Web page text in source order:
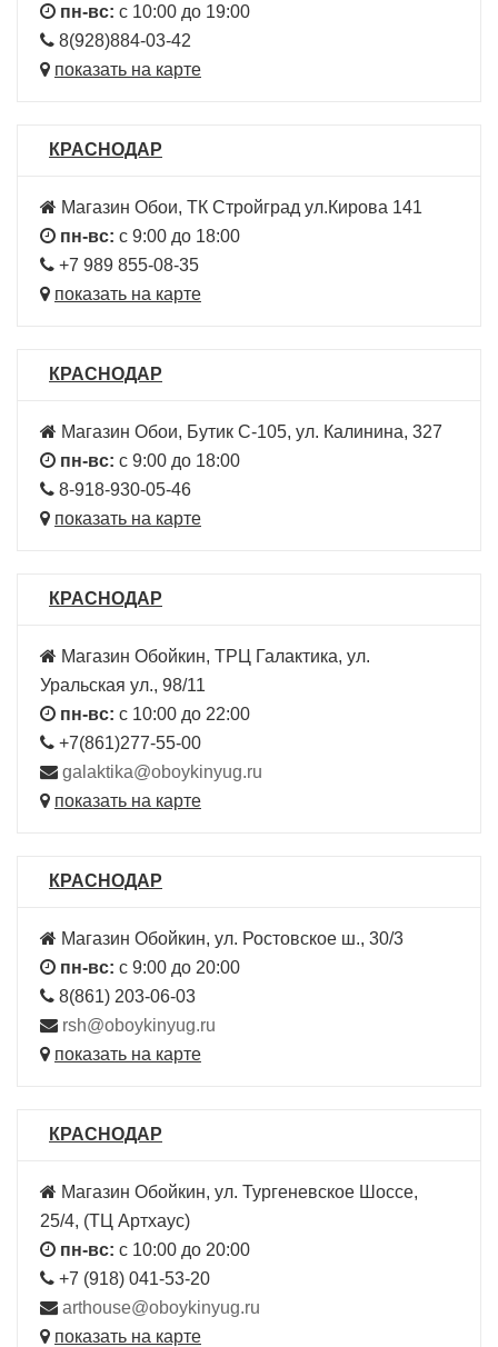
пн-вс: с 10:00 до 19:00
8(928)884-03-42
показать на карте
КРАСНОДАР
Магазин Обои, ТК Стройград ул.Кирова 141
пн-вс: с 9:00 до 18:00
+7 989 855-08-35
показать на карте
КРАСНОДАР
Магазин Обои, Бутик С-105, ул. Калинина, 327
пн-вс: с 9:00 до 18:00
8-918-930-05-46
показать на карте
КРАСНОДАР
Магазин Обойкин, ТРЦ Галактика, ул.
Уральская ул., 98/11
пн-вс: с 10:00 до 22:00
+7(861)277-55-00
galaktika@oboykinyug.ru
показать на карте
КРАСНОДАР
Магазин Обойкин, ул. Ростовское ш., 30/3
пн-вс: с 9:00 до 20:00
8(861) 203-06-03
rsh@oboykinyug.ru
показать на карте
КРАСНОДАР
Магазин Обойкин, ул. Тургеневское Шоссе,
25/4, (ТЦ Артхаус)
пн-вс: с 10:00 до 20:00
+7 (918) 041-53-20
arthouse@oboykinyug.ru
показать на карте